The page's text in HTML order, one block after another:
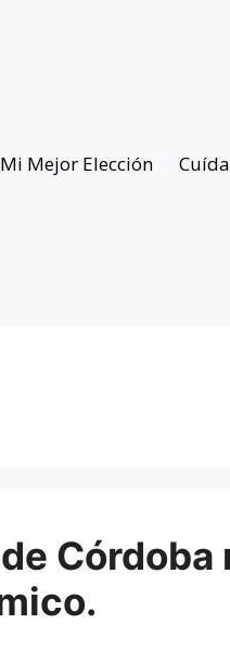
Mi Mejor Elección